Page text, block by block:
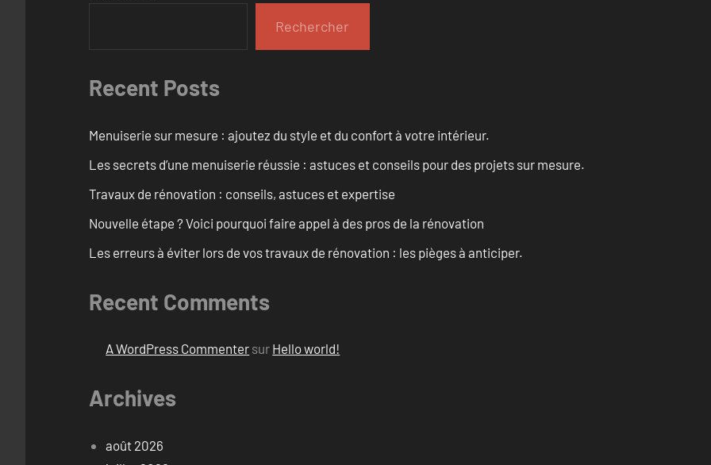
Rechercher
Recent Posts
Menuiserie sur mesure : ajoutez du style et du confort à votre intérieur.
Les secrets d’une menuiserie réussie : astuces et conseils pour des projets sur mesure.
Travaux de rénovation : conseils, astuces et expertise
Nouvelle étape ? Voici pourquoi faire appel à des pros de la rénovation
Les erreurs à éviter lors de vos travaux de rénovation : les pièges à anticiper.
Recent Comments
A WordPress Commenter sur Hello world!
Archives
août 2026